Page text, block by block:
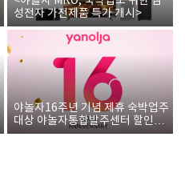
성전자 가전제품 특가 개시>
야놀자16주년 기념 제휴 숙박업주
대상 야놀자통합발주센터 할인쿠
폰 증정